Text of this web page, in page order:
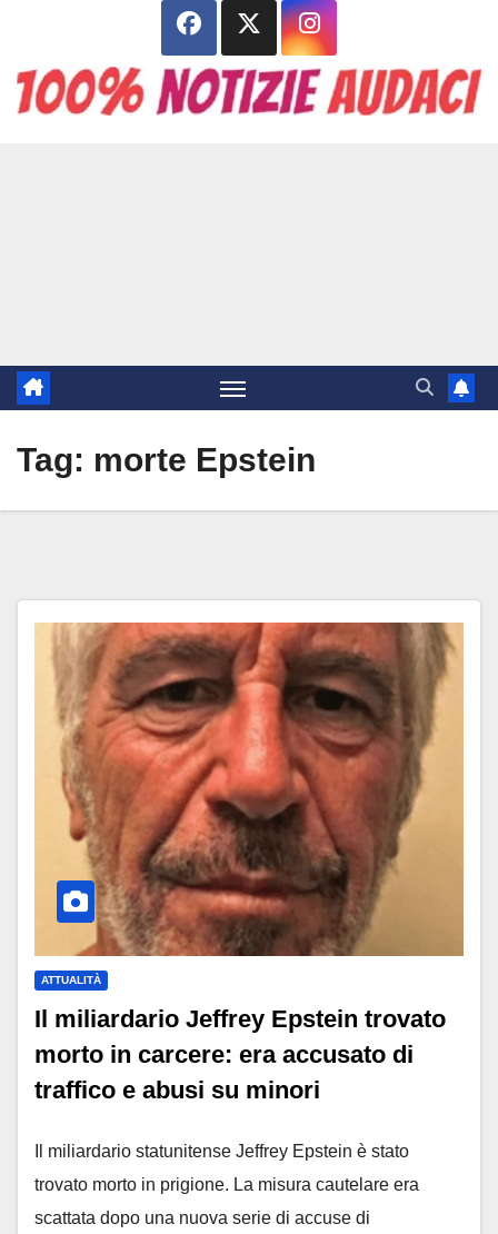
contenuto
Tag: morte Epstein
ATTUALITÀ
Il miliardario Jeffrey Epstein trovato
morto in carcere: era accusato di
traffico e abusi su minori
Il miliardario statunitense Jeffrey Epstein è stato
trovato morto in prigione. La misura cautelare era
scattata dopo una nuova serie di accuse di